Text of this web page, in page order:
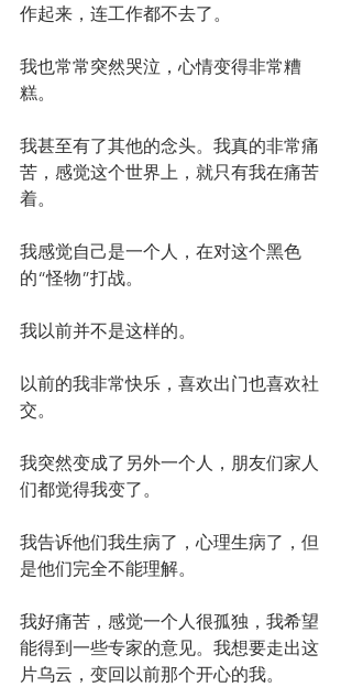
作起来，连工作都不去了。
我也常常突然哭泣，心情变得非常糟
糕。
我甚至有了其他的念头。我真的非常痛
苦，感觉这个世界上，就只有我在痛苦
着。
我感觉自己是一个人，在对这个黑色
的“怪物”打战。
我以前并不是这样的。
以前的我非常快乐，喜欢出门也喜欢社
交。
我突然变成了另外一个人，朋友们家人
们都觉得我变了。
我告诉他们我生病了，心理生病了，但
是他们完全不能理解。
我好痛苦，感觉一个人很孤独，我希望
能得到一些专家的意见。我想要走出这
片乌云，变回以前那个开心的我。